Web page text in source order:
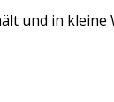
und in kleine